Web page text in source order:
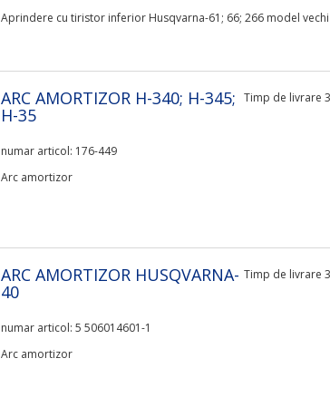
Aprindere cu tiristor inferior Husqvarna-61; 66; 266 model vechi
ARC AMORTIZOR H-340; H-345;
H-35
Timp de livrare
numar articol: 176-449
Arc amortizor
ARC AMORTIZOR HUSQVARNA-
40
Timp de livrare
numar articol: 5 506014601-1
Arc amortizor